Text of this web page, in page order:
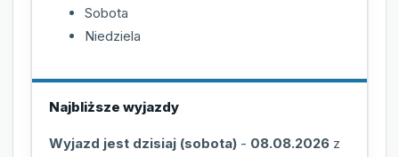
Sobota
Niedziela
Najbliższe wyjazdy
Wyjazd jest dzisiaj (sobota) - 08.08.2026 z